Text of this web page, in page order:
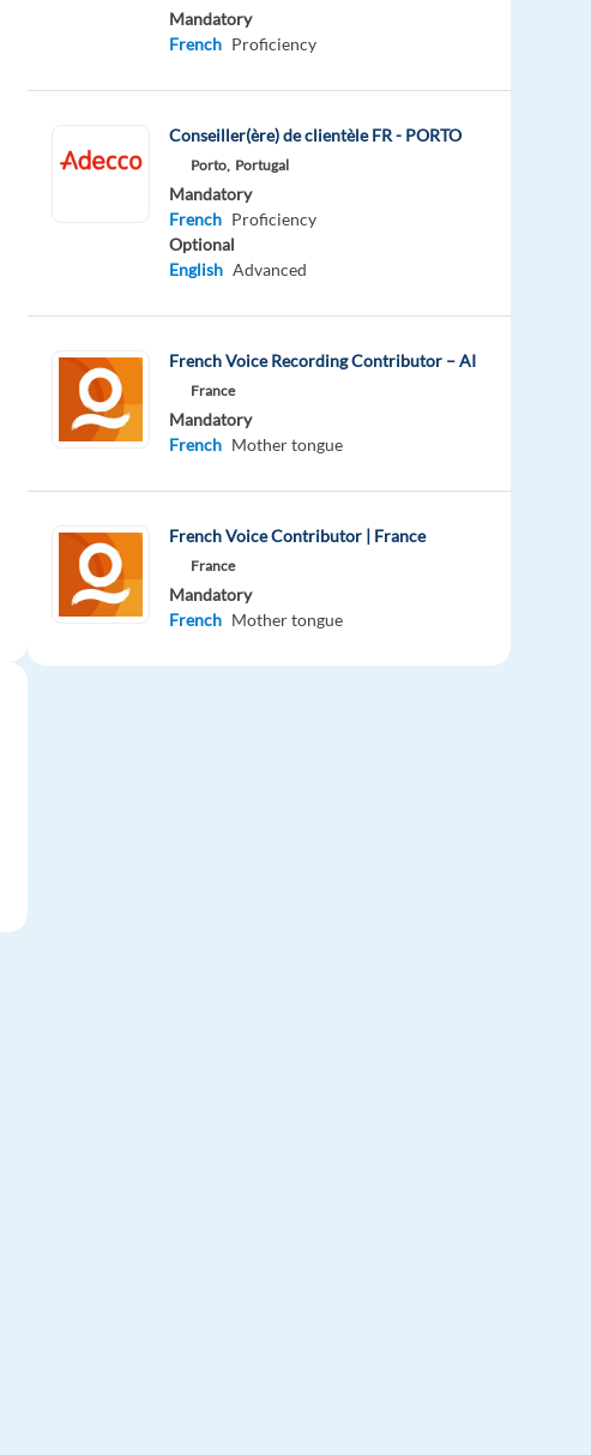
Mandatory
French Proficiency
Conseiller(ère) de clientèle FR - PORTO
Porto, Portugal
Mandatory
French Proficiency
Optional
English Advanced
French Voice Recording Contributor – AI
France
Mandatory
French Mother tongue
French Voice Contributor | France
France
Mandatory
French Mother tongue